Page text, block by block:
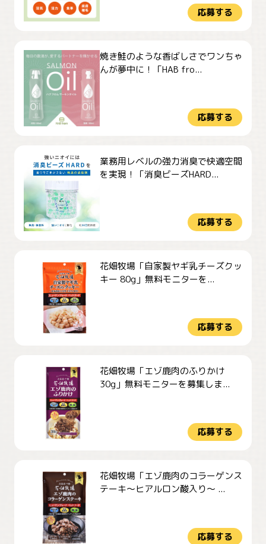
応募する
焼き鮭のような香ばしさでワンちゃ
んが夢中に！「HAB fro...
応募する
業務用レベルの強力消臭で快適空間
を実現！「消臭ビーズHARD...
応募する
花畑牧場「自家製ヤギ乳チーズクッ
キー 80g」無料モニターを...
応募する
花畑牧場「エゾ鹿肉のふりかけ
30g」無料モニターを募集しま...
応募する
花畑牧場「エゾ鹿肉のコラーゲンス
テーキ～ヒアルロン酸入り～ ...
応募する